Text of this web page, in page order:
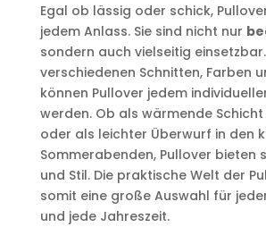
Egal ob lässig oder schick,
jedem Anlass. Sie sind nicht nur
sondern auch vielseitig
verschiedenen Schnitten, Farben
können Pullover jedem
werden. Ob als wärmende Schicht
oder als leichter Überwurf in den
Sommerabenden, Pullover bieten
und Stil. Die praktische Welt der
somit eine große Auswahl für
und jede Jahreszeit.